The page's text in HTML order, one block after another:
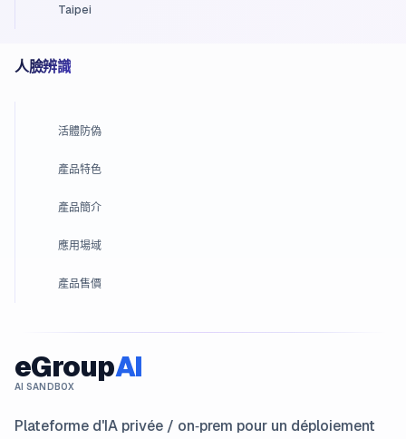
Taipei
人臉辨識
活體防偽
產品特色
產品簡介
應用場域
產品售價
eGroupAI
AI SANDBOX
Plateforme d'IA privée / on‑prem pour un déploiement